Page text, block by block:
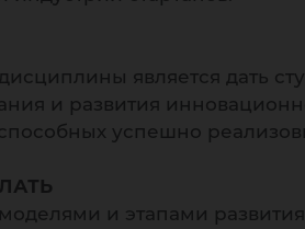
является дать
и развития
успешно
и этапами